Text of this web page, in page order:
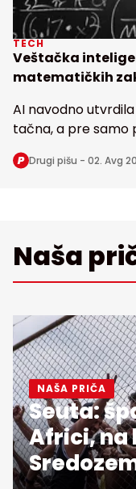
TECH
Veštačka
matematičkih
AI navodno
tačna, a pre samo
dovela u pitanje i
stare bezmalo 100
Drugi pišu - 02. Avg
Naša
NAŠA PRIČA
Seuta:
Africi, na